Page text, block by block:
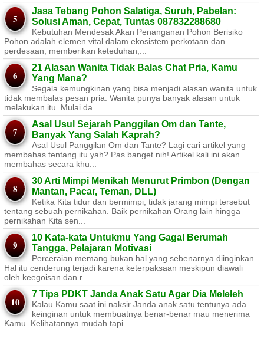
Jasa Tebang Pohon Salatiga, Suruh, Pabelan:
Solusi Aman, Cepat, Tuntas 087832288680
Kebutuhan Mendesak Akan Penanganan Pohon Berisiko ​
Pohon adalah elemen vital dalam ekosistem perkotaan dan
perdesaan, memberikan keteduhan,...
21 Alasan Wanita Tidak Balas Chat Pria, Kamu
Yang Mana?
Segala kemungkinan yang bisa menjadi alasan wanita untuk
tidak membalas pesan pria. Wanita punya banyak alasan untuk
melakukan itu. Mulai da...
Asal Usul Sejarah Panggilan Om dan Tante,
Banyak Yang Salah Kaprah?
Asal Usul Panggilan Om dan Tante? Lagi cari artikel yang
membahas tentang itu yah? Pas banget nih! Artikel kali ini akan
membahas secara khu...
30 Arti Mimpi Menikah Menurut Primbon (Dengan
Mantan, Pacar, Teman, DLL)
Ketika Kita tidur dan bermimpi, tidak jarang mimpi tersebut
tentang sebuah pernikahan. Baik pernikahan Orang lain hingga
pernikahan Kita sen...
10 Kata-kata Untukmu Yang Gagal Berumah
Tangga, Pelajaran Motivasi
Perceraian memang bukan hal yang sebenarnya diinginkan.
Hal itu cenderung terjadi karena keterpaksaan meskipun diawali
oleh keegoisan dan r...
7 Tips PDKT Janda Anak Satu Agar Dia Meleleh
Kalau Kamu saat ini naksir Janda anak satu tentunya ada
keinginan untuk membuatnya benar-benar mau menerima
Kamu. Kelihatannya mudah tapi ...